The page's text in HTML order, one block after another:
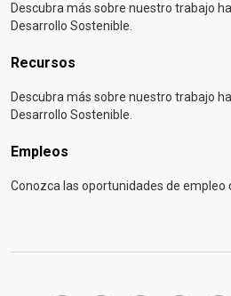
Descubra más sobre nuestro trabajo
Desarrollo Sostenible.
Recursos
Descubra más sobre nuestro trabajo
Desarrollo Sostenible.
Empleos
Conozca las oportunidades de empleo